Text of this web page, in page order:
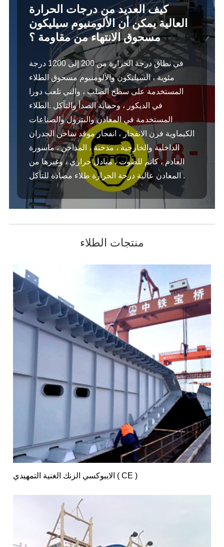
كيف العديد من درجات الحرارة
العالية يمكن أن الألومنيوم سيليكون
مسحوق الانتهاء من مقاومة ؟
في نطاق درجة الحرارة من 200 إلى 1200 درجة
مئوية ، السيليكون والألومنيوم مسحوق الطلاء
المستخدمة على سطح الصلب ، والتي تلعب دورا
في الديكور ، وحماية الصدأ والتآكل .الطلاء
المستخدمة في المعادن والبترول والصناعات
الكيماوية فرن الانفجار ، انفجار موقد ساخن الجدران
الداخلية والخارجية ، مدخنة ، المداخن ، ماسورة
العادم ، كاتم للصوت ، مبادل حراري ، وغيرها من
المعادن عالية درجة الحرارة طلاء مضادة للتآكل .
منتجات الطلاء
الايبوكسي الزنك الغنية التمهيدي ( CE )